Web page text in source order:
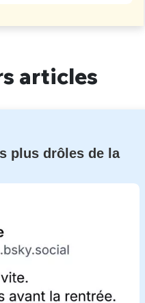
articles
plus drôles de la